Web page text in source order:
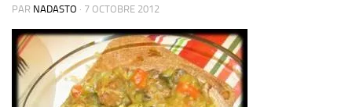
PAR NADASTO · 7 OCTOBRE 2012